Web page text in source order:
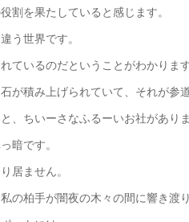
割を果たしていると感じます。
う世界です。
ているのだということがわかります
が積み上げられていて、それが参
、ちいーさなふるーいお社がありま
暗です。
居ません。
の柏手が闇夜の木々の間に響き渡り